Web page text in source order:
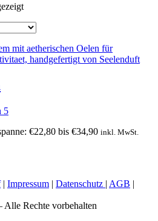
5
€22,80 bis €34,90 inkl. MwSt.
| Impressum | Datenschutz | AGB |
Alle Rechte vorbehalten